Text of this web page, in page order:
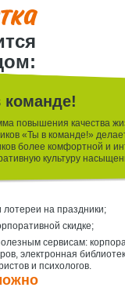
повышения качества
«Ты в команде!»
более комфортной и
культуру
лотереи на праздники;
скидке;
сервисам:
электронная
и психологов.